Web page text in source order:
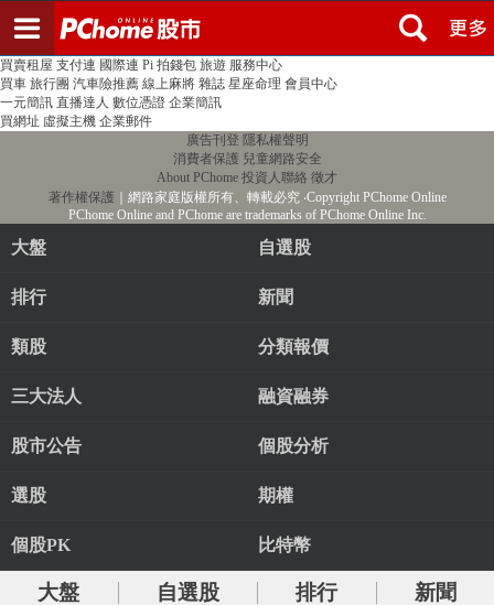
PChome首頁 線上購物 24h購物 書店
買賣租屋 支付連 國際連 Pi 拍錢包 旅遊 服務中心
買車 旅行團 汽車險推薦 線上麻將 雜誌 星座命理 會員中心
一元簡訊 直播達人 數位憑證 企業簡訊
買網址 虛擬主機 企業郵件
廣告刊登 隱私權聲明
消費者保護 兒童網路安全
About PChome 投資人聯絡 徵才
著作權保護 ｜網路家庭版權所有、轉載必究‧Copyright PChome Online
PChome Online and PChome are trademarks of PChome Online Inc.
大盤 自選股
排行 新聞
類股 分類報價
三大法人 融資融券
股市公告 個股分析
選股 期權
個股PK 比特幣
大盤 自選股 排行
新聞